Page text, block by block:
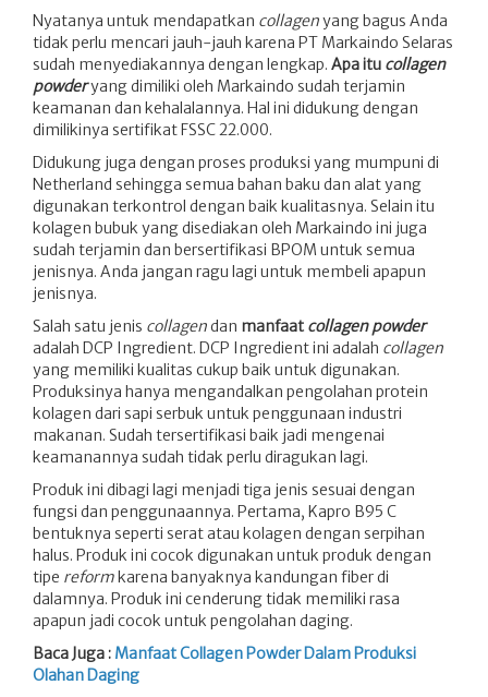
Nyatanya untuk mendapatkan collagenyang bagus Anda
tidak perlu mencari jauh-jauh karena PT Markaindo Selaras
sudah menyediakannya dengan lengkap. Apa itu collagen
powderyang dimiliki oleh Markaindo sudah terjamin
keamanan dan kehalalannya. Hal ini didukung dengan
dimilikinya sertifikat FSSC 22.000.
Didukung juga dengan proses produksi yang mumpuni di
Netherland sehingga semua bahan baku dan alat yang
digunakan terkontrol dengan baik kualitasnya. Selain itu
kolagen bubuk yang disediakan oleh Markaindo ini juga
sudah terjamin dan bersertifikasi BPOM untuk semua
jenisnya. Anda jangan ragu lagi untuk membeli apapun
jenisnya.
Salah satu jenis collagendan manfaat collagen powder
adalah DCP Ingredient. DCP Ingredient ini adalah collagen
yang memiliki kualitas cukup baik untuk digunakan.
Produksinya hanya mengandalkan pengolahan protein
kolagen dari sapi serbuk untuk penggunaan industri
makanan. Sudah tersertifikasi baik jadi mengenai
keamanannya sudah tidak perlu diragukan lagi.
Produk ini dibagi lagi menjadi tiga jenis sesuai dengan
fungsi dan penggunaannya. Pertama, Kapro B95 C
bentuknya seperti serat atau kolagen dengan serpihan
halus. Produk ini cocok digunakan untuk produk dengan
tipe reformkarena banyaknya kandungan fiber di
dalamnya. Produk ini cenderung tidak memiliki rasa
apapun jadi cocok untuk pengolahan daging.
Baca Juga : Manfaat Collagen Powder Dalam Produksi
Olahan Daging